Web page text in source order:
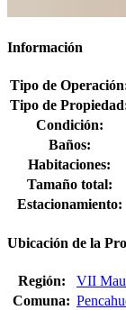
Información
Tipo de
Tipo de
Condición:
Baños:
Habitaciones:
Tamaño total:
Estacionamiento:
Ubicación de la
Región:
VII
Comuna: